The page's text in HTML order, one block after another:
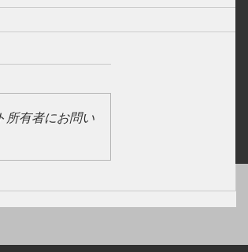
ンウィーク期間中のご利用につ
所有者にお問い